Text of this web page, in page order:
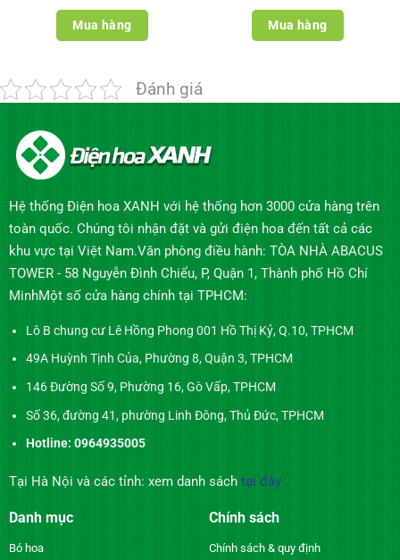
Mua hàng Mua hàng
Đánh giá
Hệ thống Điện hoa XANH với hệ thống hơn 3000 cửa hàng trên
toàn quốc. Chúng tôi nhận đặt và gửi điện hoa đến tất cả các
khu vực tại Việt Nam.Văn phòng điều hành: TÒA NHÀ ABACUS
TOWER - 58 Nguyễn Đình Chiểu, P, Quận 1, Thành phố Hồ Chí
MinhMột số cửa hàng chính tại TPHCM:
Lô B chung cư Lê Hồng Phong 001 Hồ Thị Kỷ, Q.10, TPHCM
49A Huỳnh Tịnh Của, Phường 8, Quận 3, TPHCM
146 Đường Số 9, Phường 16, Gò Vấp, TPHCM
Số 36, đường 41, phường Linh Đông, Thủ Đức, TPHCM
Hotline: 0964935005
Tại Hà Nội và các tỉnh: xem danh sách tại đây
Danh mục
Bó hoa
Chính sách
Chính sách & quy định